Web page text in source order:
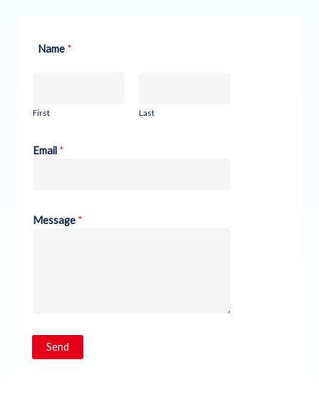
Name *
First Last
Email *
Message *
Send